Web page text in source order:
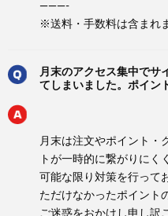
———-
※送料・手数料は含まれ
月末のアクセス集中でサ
てしまいました。ポイン
月末は注文やポイント・
トが一時的に繋がりにく
可能な限り対策を行って
ただけなかったポイント
ご迷惑をおかけし申し訳